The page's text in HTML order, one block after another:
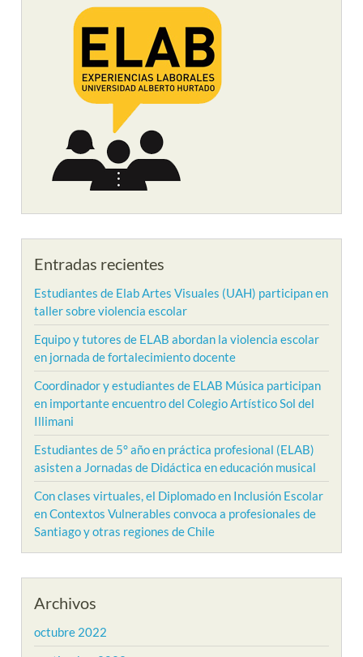
Entradas recientes
Estudiantes de Elab Artes Visuales (UAH) participan en
taller sobre violencia escolar
Equipo y tutores de ELAB abordan la violencia escolar
en jornada de fortalecimiento docente
Coordinador y estudiantes de ELAB Música participan
en importante encuentro del Colegio Artístico Sol del
Illimani
Estudiantes de 5° año en práctica profesional (ELAB)
asisten a Jornadas de Didáctica en educación musical
Con clases virtuales, el Diplomado en Inclusión Escolar
en Contextos Vulnerables convoca a profesionales de
Santiago y otras regiones de Chile
Archivos
octubre 2022